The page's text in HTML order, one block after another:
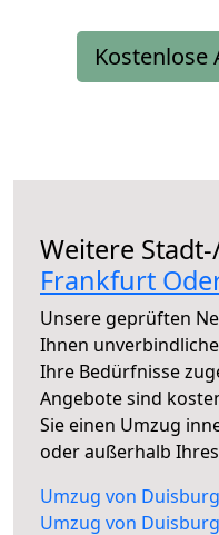
Kostenlose
Weitere
Frankfurt
Unsere geprüften
Ihnen
Ihre Bedürfnisse
Angebote sind
Sie einen Umzug
oder außerhalb
Umzug von
Umzug von